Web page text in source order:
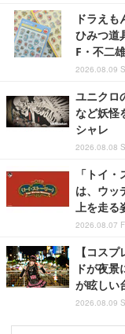
ドラえ
ひみつ道
F・不二
2026.08.09
ユニクロ
など妖怪
シャレ
2026.08.08
「トイ
は、ウッ
上を走る
2026.08.07
【コス
ドが夜
が眩しい
2026.08.09